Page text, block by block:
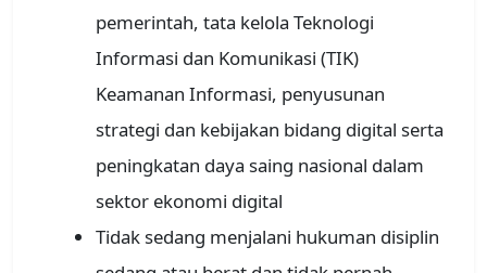
pemerintah, tata kelola Teknologi
Informasi dan Komunikasi (TIK)
Keamanan Informasi, penyusunan
strategi dan kebijakan bidang digital serta
peningkatan daya saing nasional dalam
sektor ekonomi digital
Tidak sedang menjalani hukuman disiplin